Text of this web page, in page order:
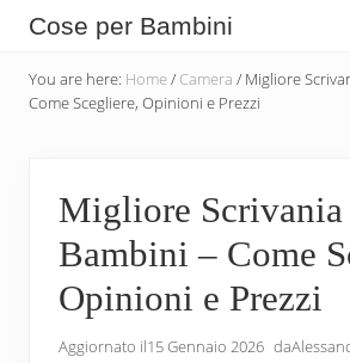
Menu
Skip
main
content
Skip
secondary
navigation
Skip
primary
sidebar
Cose per Bambini
Servono
You are here: Home/ Camera / Migliore
Come Scegliere, Opinioni e Prezzi
Migliore Scrivania
Bambini – Come
Opinioni e Prezzi
Aggiornato il15 Gennaio 2026 da